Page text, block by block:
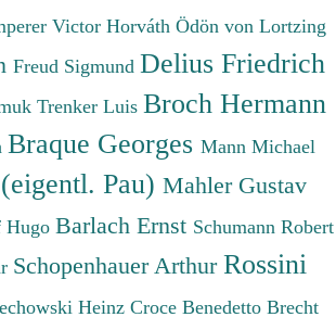
Victor Horváth Ödön von Lortzing
Freud Sigmund Delius Friedrich
Trenker Luis Broch Hermann
Braque Georges Mann Michael
Pau) Mahler Gustav
Hugo Barlach Ernst Schumann Robert
Schopenhauer Arthur Rossini
Heinz Croce Benedetto Brecht